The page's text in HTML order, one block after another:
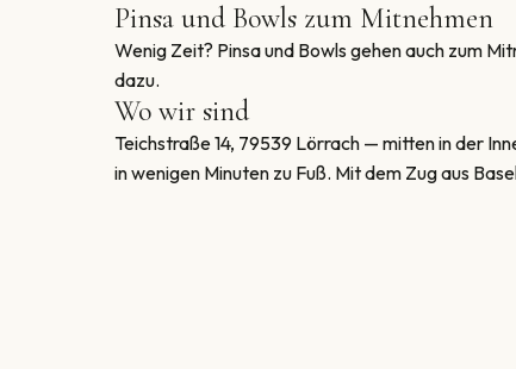
Pinsa und Bowls zum Mitnehmen
Wenig Zeit? Pinsa und Bowls gehen auch zum
dazu.
Wo wir sind
Teichstraße 14, 79539 Lörrach — mitten in der
in wenigen Minuten zu Fuß. Mit dem Zug aus